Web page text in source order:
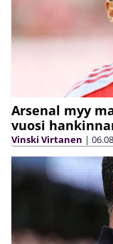
Arsenal myy
vuosi
Vinski Virtanen |